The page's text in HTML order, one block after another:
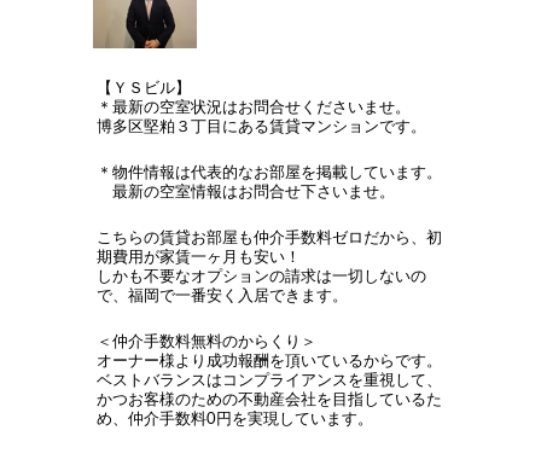
【ＹＳビル】
＊最新の空室状況はお問合せくださいませ。
博多区堅粕３丁目にある賃貸マンションです。
＊物件情報は代表的なお部屋を掲載しています。
最新の空室情報はお問合せ下さいませ。
こちらの賃貸お部屋も仲介手数料ゼロだから、初
期費用が家賃一ヶ月も安い！
しかも不要なオプションの請求は一切しないの
で、福岡で一番安く入居できます。
＜仲介手数料無料のからくり＞
オーナー様より成功報酬を頂いているからです。
ベストバランスはコンプライアンスを重視して、
かつお客様のための不動産会社を目指しているた
め、仲介手数料0円を実現しています。